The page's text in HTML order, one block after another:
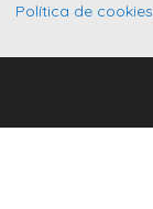
Política de cookies